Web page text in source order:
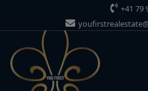
+41 79